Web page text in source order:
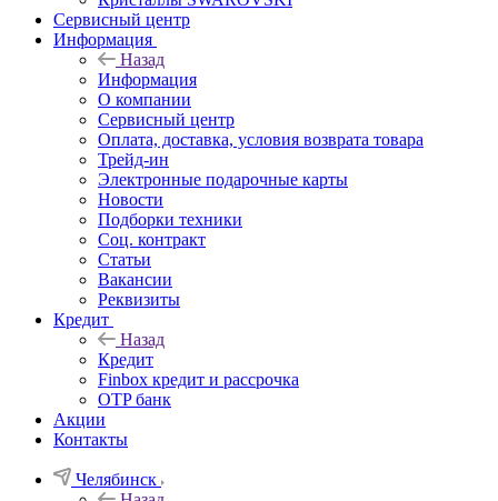
Сервисный центр
Информация
Назад
Информация
О компании
Сервисный центр
Оплата, доставка, условия возврата товара
Трейд-ин
Электронные подарочные карты
Новости
Подборки техники
Соц. контракт
Статьи
Вакансии
Реквизиты
Кредит
Назад
Кредит
Finbox кредит и рассрочка
OTP банк
Акции
Контакты
Челябинск